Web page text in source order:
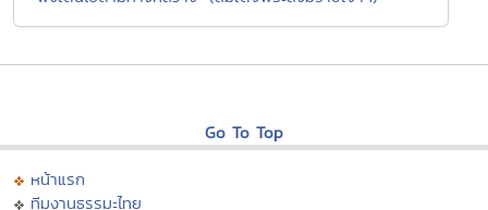
Go To Top
หน้าแรก
ทีมงานธรรมะไทย